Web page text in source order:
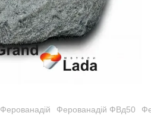
Ферованадій Ферованадій ФВд50